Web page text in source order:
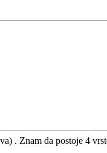
. Znam da postoje 4